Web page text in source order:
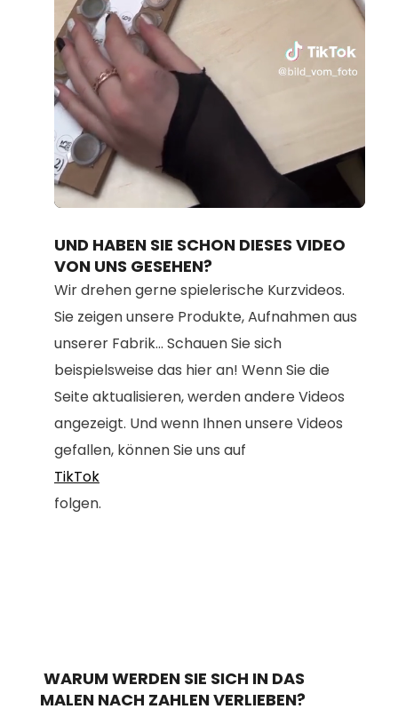
Loaded
100.00%
UND HABEN SIE SCHON DIESES VIDEO
VON UNS GESEHEN?
Wir drehen gerne spielerische Kurzvideos.
Sie zeigen unsere Produkte, Aufnahmen aus
unserer Fabrik... Schauen Sie sich
beispielsweise das hier an! Wenn Sie die
Seite aktualisieren, werden andere Videos
angezeigt. Und wenn Ihnen unsere Videos
gefallen, können Sie uns auf
TikTok
folgen.
WARUM WERDEN SIE SICH IN DAS
MALEN NACH ZAHLEN VERLIEBEN?